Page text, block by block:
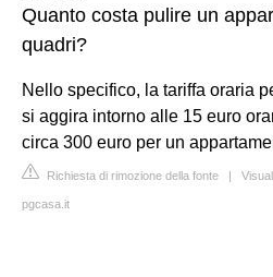
Quanto costa pulire un
quadri?
Nello specifico, la tariffa oraria
si aggira intorno alle 15 euro
circa 300 euro per un
Richiesta di rimozione della fonte |
pgcasa.it